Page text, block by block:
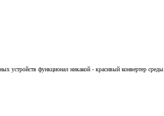
устройств функционал никакой - красивый конвертер среды.